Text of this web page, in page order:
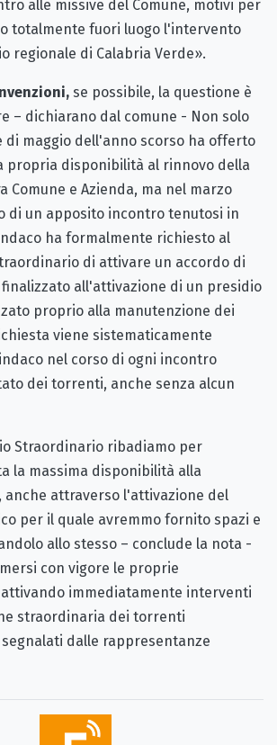
alle missive del Comune, motivi per
totalmente fuori luogo l'intervento
regionale di Calabria Verde».
se possibile, la questione è
– dichiarano dal comune - Non solo
di maggio dell'anno scorso ha offerto
propria disponibilità al rinnovo della
Comune e Azienda, ma nel marzo
di un apposito incontro tenutosi in
ha formalmente richiesto al
di attivare un accordo di
all'attivazione di un presidio
proprio alla manutenzione dei
viene sistematicamente
nel corso di ogni incontro
dei torrenti, anche senza alcun
Straordinario ribadiamo per
la massima disponibilità alla
anche attraverso l'attivazione del
per il quale avremmo fornito spazi e
allo stesso – conclude la nota -
con vigore le proprie
immediatamente interventi
straordinaria dei torrenti
dalle rappresentanze